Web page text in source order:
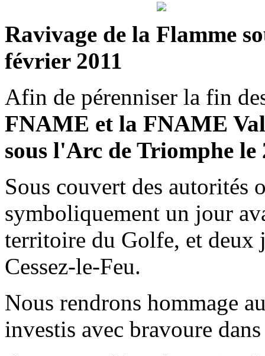
Ravivage de la Flamme
février 2011
Afin de pérenniser la fin
FNAME et la FNAME
sous l'Arc de Triomphe le
Sous couvert des autorités
symboliquement un jour
territoire du Golfe, et deux
Cessez-le-Feu.
Nous rendrons hommage
investis avec bravoure